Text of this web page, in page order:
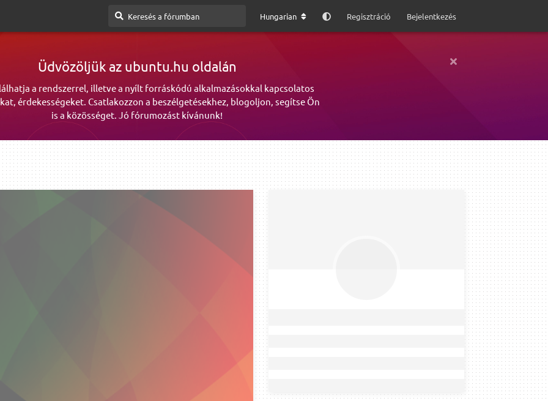
Hungarian Regisztráció Bejelentkezés
Üdvözöljük az ubuntu.hu oldalán
a rendszerrel, illetve a nyílt forráskódú alkalmazásokkal kapcsolatos
érdekességeket. Csatlakozzon a beszélgetésekhez, blogoljon, segítse Ön
is a közösséget. Jó fórumozást kívánunk!